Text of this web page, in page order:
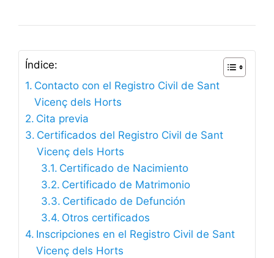
Índice:
Contacto con el Registro Civil de Sant
Vicenç dels Horts
Cita previa
Certificados del Registro Civil de Sant
Vicenç dels Horts
Certificado de Nacimiento
Certificado de Matrimonio
Certificado de Defunción
Otros certificados
Inscripciones en el Registro Civil de Sant
Vicenç dels Horts